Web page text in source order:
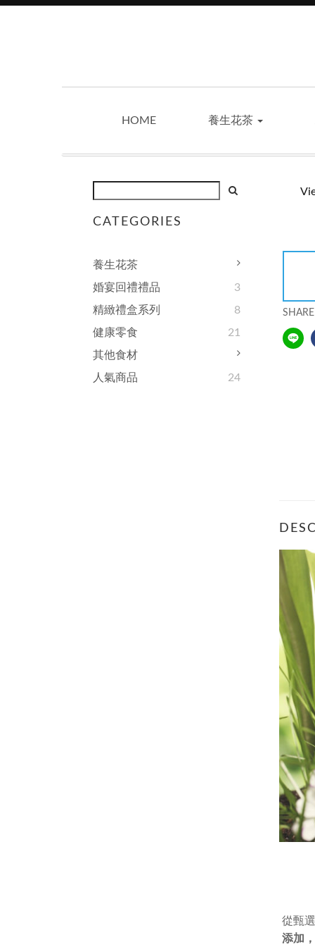
HOME 養生花茶
CATEGORIES
養生花茶
婚宴回禮禮品
3
精緻禮盒系列
8
健康零食
21
其他食材
人氣商品
24
SHARE
從甄
添加，